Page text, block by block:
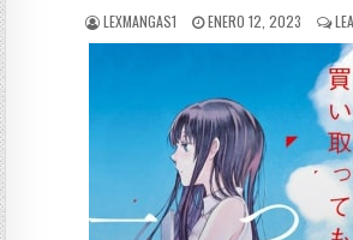
AUTHOR:
LEXMANGAS1 PUBLISHED DATE:
ENERO 12, 2023